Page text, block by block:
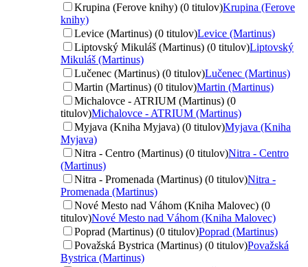
Krupina (Ferove knihy) (0 titulov)Krupina (Ferove
knihy)
Levice (Martinus) (0 titulov)Levice (Martinus)
Liptovský Mikuláš (Martinus) (0 titulov)Liptovský
Mikuláš (Martinus)
Lučenec (Martinus) (0 titulov)Lučenec (Martinus)
Martin (Martinus) (0 titulov)Martin (Martinus)
Michalovce - ATRIUM (Martinus) (0
titulov)Michalovce - ATRIUM (Martinus)
Myjava (Kniha Myjava) (0 titulov)Myjava (Kniha
Myjava)
Nitra - Centro (Martinus) (0 titulov)Nitra - Centro
(Martinus)
Nitra - Promenada (Martinus) (0 titulov)Nitra -
Promenada (Martinus)
Nové Mesto nad Váhom (Kniha Malovec) (0
titulov)Nové Mesto nad Váhom (Kniha Malovec)
Poprad (Martinus) (0 titulov)Poprad (Martinus)
Považská Bystrica (Martinus) (0 titulov)Považská
Bystrica (Martinus)